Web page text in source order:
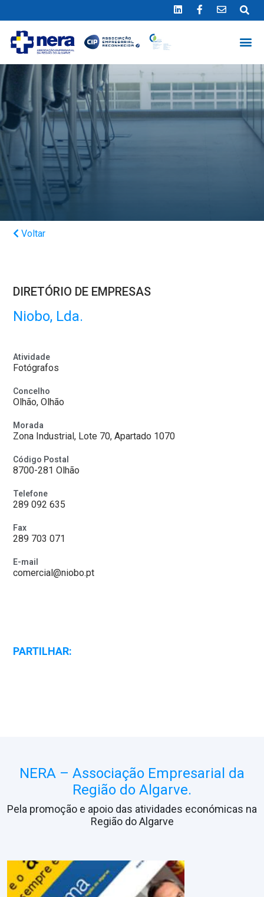
Voltar
DIRETÓRIO DE EMPRESAS
Niobo, Lda.
Atividade
Fotógrafos
Concelho
Olhão, Olhão
Morada
Zona Industrial, Lote 70, Apartado 1070
Código Postal
8700-281 Olhão
Telefone
289 092 635
Fax
289 703 071
E-mail
comercial@niobo.pt
PARTILHAR:
NERA – Associação Empresarial da
Região do Algarve.
Pela promoção e apoio das atividades económicas na
Região do Algarve